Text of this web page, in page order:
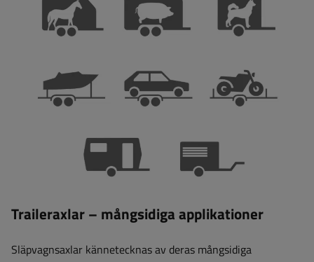
Traileraxlar – mångsidiga applikationer
Släpvagnsaxlar kännetecknas av deras mångsidiga